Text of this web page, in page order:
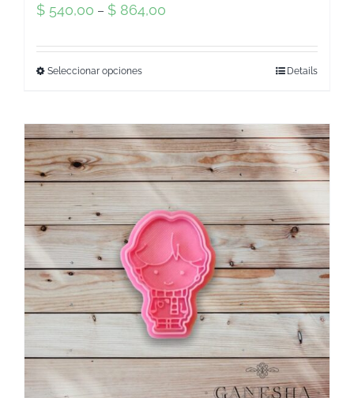
$ 540,00 – $ 864,00
Seleccionar opciones Details